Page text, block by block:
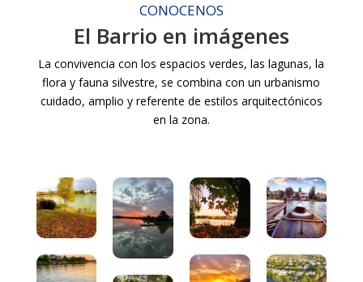
CONOCENOS
El Barrio en imágenes
La convivencia con los espacios verdes, las lagunas, la
flora y fauna silvestre, se combina con un urbanismo
cuidado, amplio y referente de estilos arquitectónicos
en la zona.